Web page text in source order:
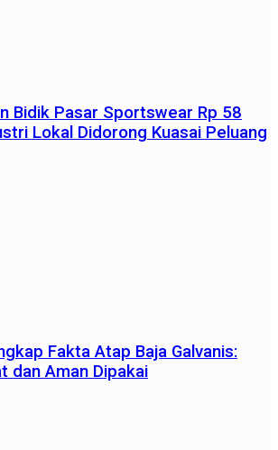
Bidik Pasar Sportswear Rp 58
Lokal Didorong Kuasai Peluang
Fakta Atap Baja Galvanis:
dan Aman Dipakai